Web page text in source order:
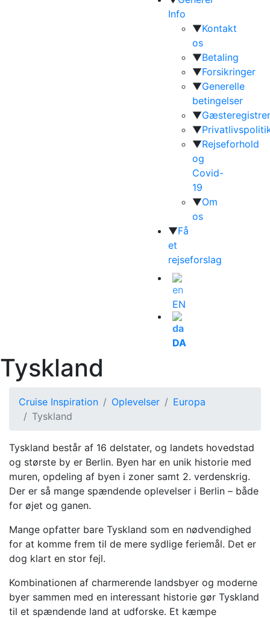
Info
▼Kontakt
os
▼Betaling
▼Forsikringer
▼Generelle
betingelser
▼
▼
▼Rejseforhold
og
Covid-
19
▼Om
os
▼Få
et
rejseforslag
EN
DA
Tyskland
Cruise Inspiration Oplevelser
Europa
Tyskland
Tyskland består af 16 delstater, og landets hovedstad
og største by er Berlin. Byen har en unik historie med
muren, opdeling af byen i zoner samt 2. verdenskrig.
Der er så mange spændende oplevelser i Berlin – både
for øjet og ganen.
Mange opfatter bare Tyskland som en nødvendighed
for at komme frem til de mere sydlige feriemål. Det er
dog klart en stor fejl.
Kombinationen af charmerende landsbyer og moderne
byer sammen med en interessant historie gør Tyskland
til et spændende land at udforske. Et kæmpe